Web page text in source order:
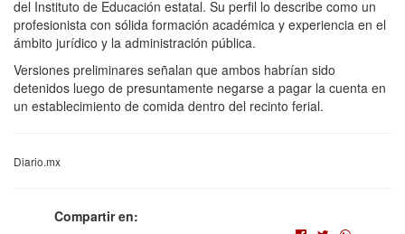
del Instituto de Educación estatal. Su perfil lo describe como un
profesionista con sólida formación académica y experiencia en el
ámbito jurídico y la administración pública.
Versiones preliminares señalan que ambos habrían sido
detenidos luego de presuntamente negarse a pagar la cuenta en
un establecimiento de comida dentro del recinto ferial.
Diario.mx
Compartir en: